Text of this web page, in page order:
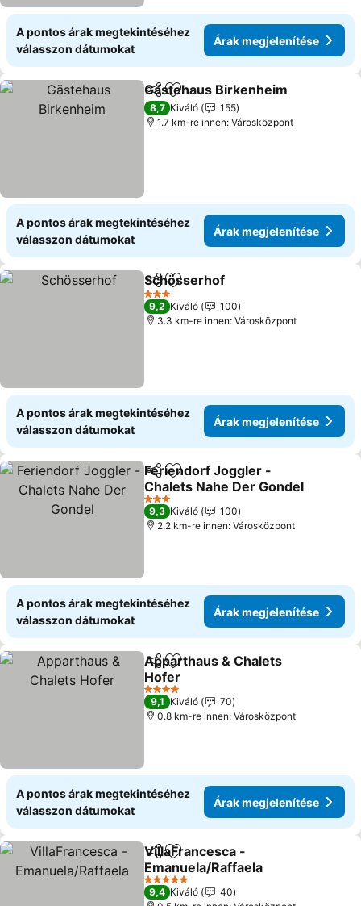
A pontos árak megtekintéséhez
válasszon dátumokat
Árak megjelenítése
Megosztás
Hozzáadás a kedvencekhez
Gästehaus Birkenheim
8,7 Kiváló
155
1.7 km-re innen: Városközpont
A pontos árak megtekintéséhez
válasszon dátumokat
Árak megjelenítése
Megosztás
Hozzáadás a kedvencekhez
Schösserhof
3 Kategória
9,2 Kiváló
100
3.3 km-re innen: Városközpont
A pontos árak megtekintéséhez
válasszon dátumokat
Árak megjelenítése
Megosztás
Hozzáadás a kedvencekhez
Feriendorf Joggler -
Chalets Nahe Der Gondel
3 Kategória
9,3 Kiváló
100
2.2 km-re innen: Városközpont
A pontos árak megtekintéséhez
válasszon dátumokat
Árak megjelenítése
Megosztás
Hozzáadás a kedvencekhez
Apparthaus & Chalets
Hofer
4 Kategória
9,1 Kiváló
70
0.8 km-re innen: Városközpont
A pontos árak megtekintéséhez
válasszon dátumokat
Árak megjelenítése
Megosztás
Hozzáadás a kedvencekhez
VillaFrancesca -
Emanuela/Raffaela
5 Kategória
9,4 Kiváló
40